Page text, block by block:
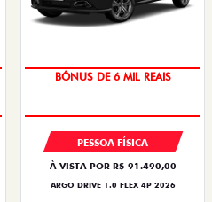
TAXA ZERO
PESSOA FÍSICA
À VISTA POR R$ 91.490,00
ARGO DRIVE 1.0 FLEX 4P 2026